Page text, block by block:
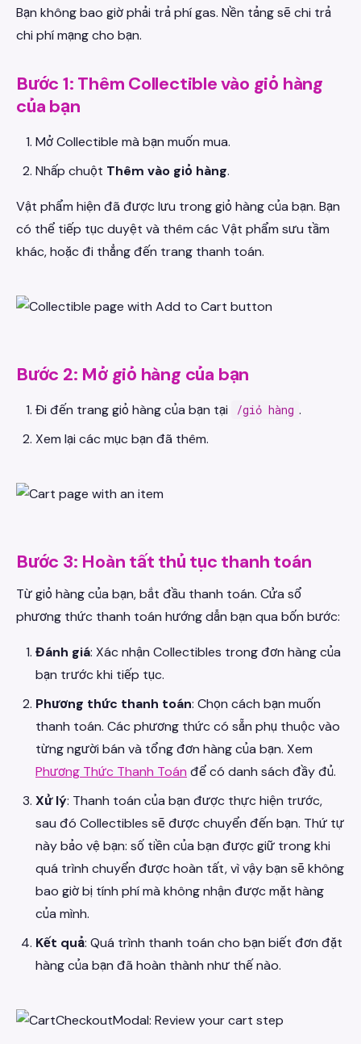
Bạn không bao giờ phải trả phí gas. Nền tảng sẽ chi trả
chi phí mạng cho bạn.
Bước 1: Thêm Collectible vào giỏ hàng
của bạn
Mở Collectible mà bạn muốn mua.
Nhấp chuột Thêm vào giỏ hàng.
Vật phẩm hiện đã được lưu trong giỏ hàng của bạn. Bạn
có thể tiếp tục duyệt và thêm các Vật phẩm sưu tầm
khác, hoặc đi thẳng đến trang thanh toán.
Bước 2: Mở giỏ hàng của bạn
Đi đến trang giỏ hàng của bạn tại /giỏ hàng .
Xem lại các mục bạn đã thêm.
Bước 3: Hoàn tất thủ tục thanh toán
Từ giỏ hàng của bạn, bắt đầu thanh toán. Cửa sổ
phương thức thanh toán hướng dẫn bạn qua bốn bước:
Đánh giá: Xác nhận Collectibles trong đơn hàng của
bạn trước khi tiếp tục.
Phương thức thanh toán: Chọn cách bạn muốn
thanh toán. Các phương thức có sẵn phụ thuộc vào
từng người bán và tổng đơn hàng của bạn. Xem
Phương Thức Thanh Toán để có danh sách đầy đủ.
Xử lý: Thanh toán của bạn được thực hiện trước,
sau đó Collectibles sẽ được chuyển đến bạn. Thứ tự
này bảo vệ bạn: số tiền của bạn được giữ trong khi
quá trình chuyển được hoàn tất, vì vậy bạn sẽ không
bao giờ bị tính phí mà không nhận được mặt hàng
của mình.
Kết quả: Quá trình thanh toán cho bạn biết đơn đặt
hàng của bạn đã hoàn thành như thế nào.